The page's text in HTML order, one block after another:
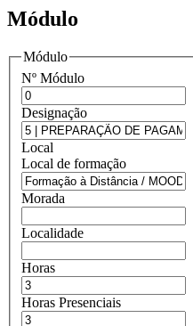
Módulo
Módulo
Nº Módulo
Designação
Local
Local de formação
Morada
Localidade
Horas
Horas Presenciais